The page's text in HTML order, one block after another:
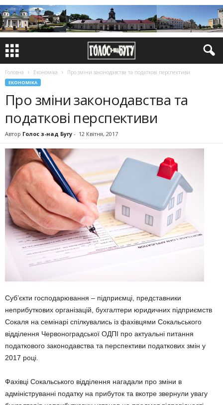
Головна Економіка Про зміни законодавства та податкові перспективи
ЕКОНОМІКА
Про зміни законодавства та
податкові перспективи
Автор Голос з-над Бугу - 12 Квітня, 2017
Суб’єкти господарювання – підприємці, представники
неприбуткових організацій, бухгалтери юридичних підприємств
Сокаля на семінарі спілкувались із фахівцями Сокальського
відділення Червоноградської ОДПІ про актуальні питання
податкового законодавства та перспективи податкових змін у
2017 році.
Фахівці Сокальського відділення нагадали про зміни в
адмініструванні податку на прибуток та вкотре звернули увагу